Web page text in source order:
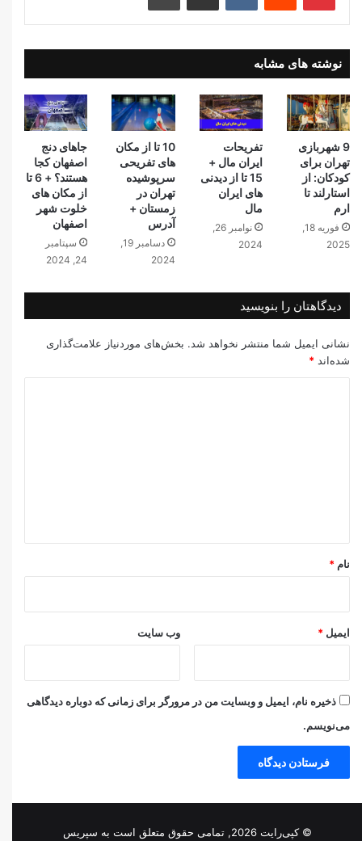
نوشته های مشابه
9 شهربازی
تهران برای
کودکان: از
استارلند تا
ارم
2025
تفریحات
ایران مال +
15 تا از دیدنی
های ایران
مال
2024
10 تا از مکان
های تفریحی
سرپوشیده
تهران در
زمستان +
آدرس
2024
جاهای دنج
اصفهان کجا
هستند؟ + 6 تا
از مکان های
خلوت شهر
اصفهان
سپتامبر
24, 2024
دیدگاهتان را بنویسید
نشانی ایمیل شما منتشر نخواهد شد. بخش‌های موردنیاز علامت‌گذاری
شده‌اند *
نام *
ایمیل * وب‌ سایت
ذخیره نام، ایمیل و وبسایت من در مرورگر برای زمانی که دوباره دیدگاهی
می‌نویسم.
© کپی‌رایت 2026, تمامی حقوق متعلق است به سپریس